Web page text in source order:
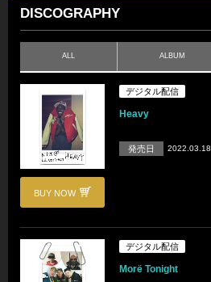
DISCOGRAPHY
ALL ALBUM
BUY NOW
デジタル配信
Heavy
発売日 2022.03.18
デジタル配信
Morë Tonight